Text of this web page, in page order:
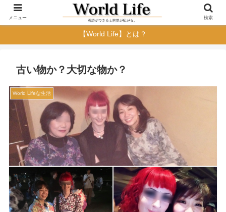
【World Life】とは？
古い物か？大切な物か？
World Lifeな生活
メニュー 検索